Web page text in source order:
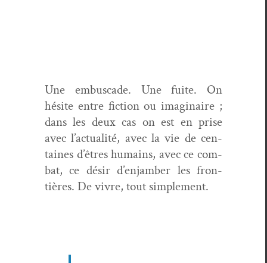
Une embus­cade. Une fuite. On
hésite entre fic­tion ou imag­i­naire ;
dans les deux cas on est en prise
avec l’actualité, avec la vie de cen­
taines d’êtres humains, avec ce com­
bat, ce désir d’enjamber les fron­
tières. De vivre, tout simplement.